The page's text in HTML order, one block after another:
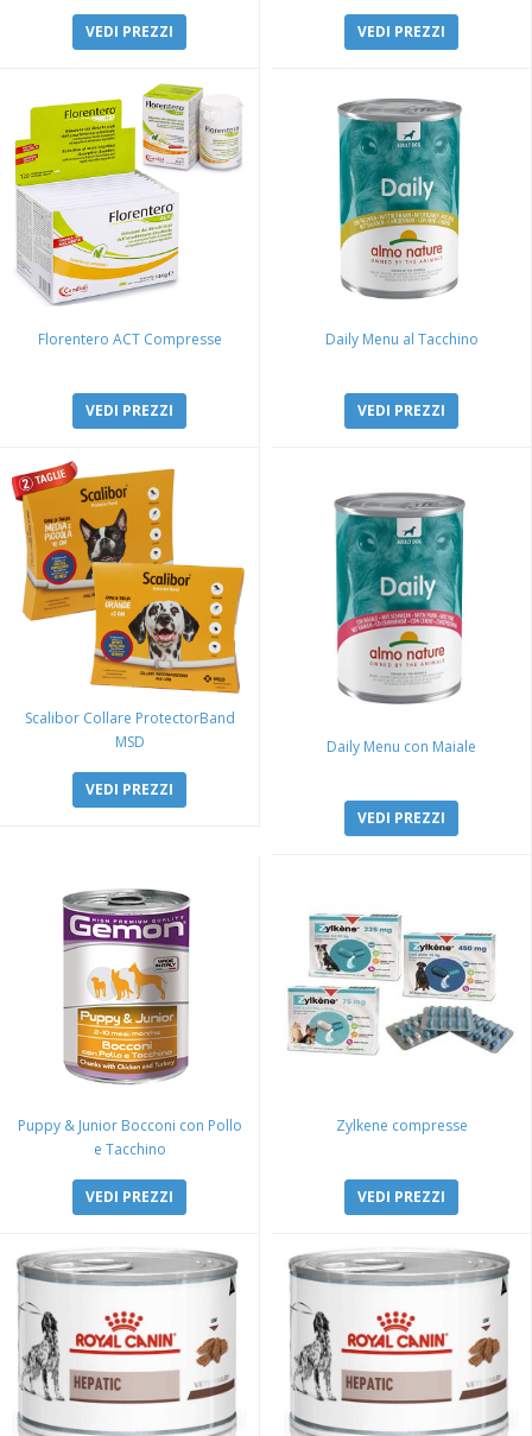
VEDI PREZZI VEDI PREZZI
Florentero ACT Compresse
VEDI PREZZI
Daily Menu al Tacchino
VEDI PREZZI
Scalibor Collare ProtectorBand
MSD
VEDI PREZZI
Daily Menu con Maiale
VEDI PREZZI
Puppy & Junior Bocconi con Pollo
e Tacchino
VEDI PREZZI
Zylkene compresse
VEDI PREZZI